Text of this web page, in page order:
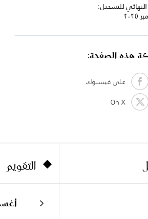
للتسجيل:
هذه الصفحة:
على فيسبوك
On X
التقويم